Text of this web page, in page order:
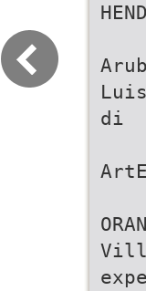
di